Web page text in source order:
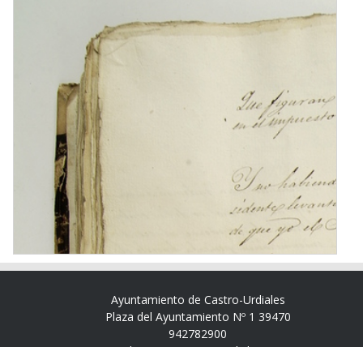
Ayuntamiento de Castro-Urdiales
Plaza del Ayuntamiento Nº 1 39470
942782900